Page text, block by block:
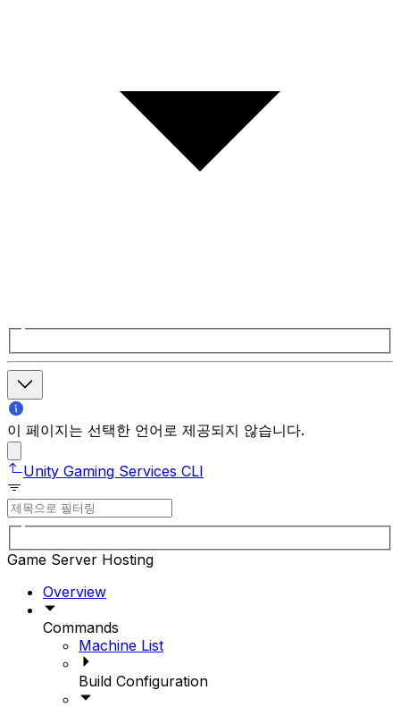
이 페이지는 선택한 언어로 제공되지 않습니다.
Unity Gaming Services CLI
Game Server Hosting
Overview
Commands
Machine List
Build Configuration